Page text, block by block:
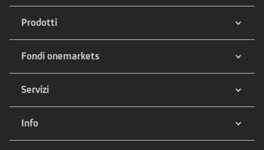
Prodotti
Fondi onemarkets
Servizi
Info